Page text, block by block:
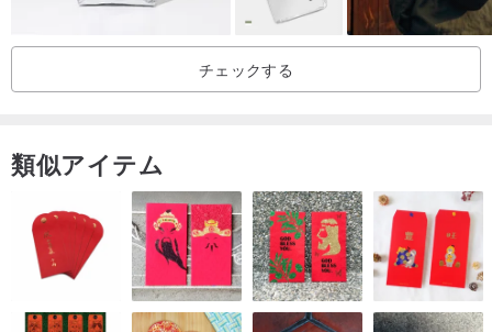
返品の受付：pinkoi.com/my/refund
チェックする
類似アイテム